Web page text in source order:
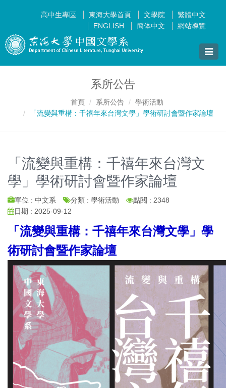
高中生專區 東海大學首頁 文學院
繁體中文
ENGLISH
簡体中文 網站導覽
Toggle
系所公告
首頁 系所公告
學術活動
「流變與重構：千禧年來台灣文學」學術研討會暨作家論壇
「流變與重構：千禧年來台灣文
學」學術研討會暨作家論壇
單位 : 中文系 分類 : 學術活動
點閱 : 2348
日期 : 2025-09-12
「流變與重構：千禧年來台灣文學」學
術研討會暨作家論壇